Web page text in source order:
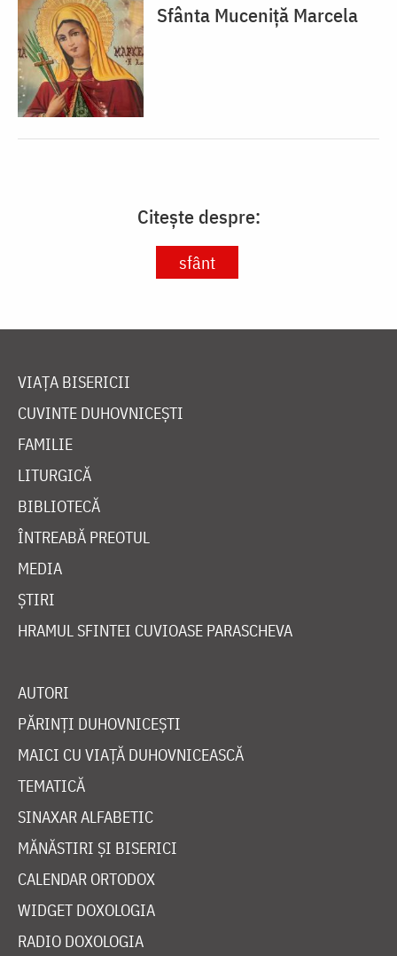
Sfânta Muceniță Marcela
Citește despre:
sfânt
VIAȚA BISERICII
CUVINTE DUHOVNICEȘTI
FAMILIE
LITURGICĂ
BIBLIOTECĂ
ÎNTREABĂ PREOTUL
MEDIA
ȘTIRI
HRAMUL SFINTEI CUVIOASE PARASCHEVA
AUTORI
PĂRINȚI DUHOVNICEȘTI
MAICI CU VIAȚĂ DUHOVNICEASCĂ
TEMATICĂ
SINAXAR ALFABETIC
MĂNĂSTIRI ȘI BISERICI
CALENDAR ORTODOX
WIDGET DOXOLOGIA
RADIO DOXOLOGIA